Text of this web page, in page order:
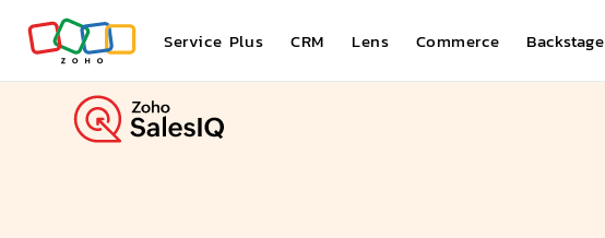
Service Plus CRM Lens Commerce Backstage